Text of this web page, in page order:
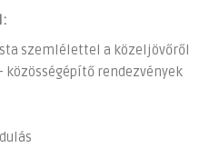
szemlélettel a közeljövőről
közösségépítő rendezvények